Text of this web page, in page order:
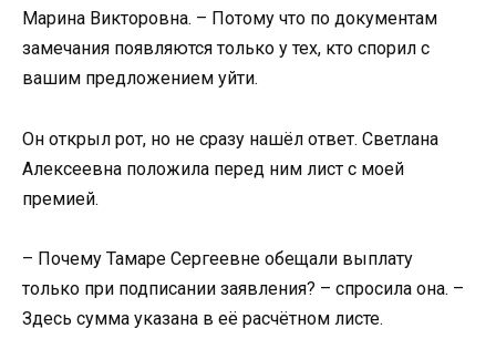
Марина Викторовна. – Потому что по документам
замечания появляются только у тех, кто спорил с
вашим предложением уйти.
Он открыл рот, но не сразу нашёл ответ. Светлана
Алексеевна положила перед ним лист с моей
премией.
– Почему Тамаре Сергеевне обещали выплату
только при подписании заявления? – спросила она. –
Здесь сумма указана в её расчётном листе.